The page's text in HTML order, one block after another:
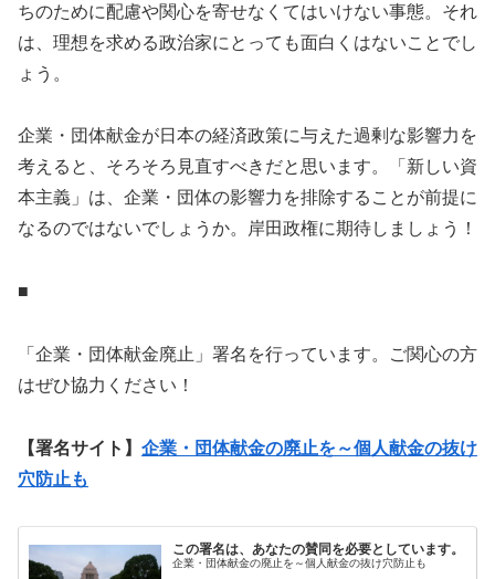
ちのために配慮や関心を寄せなくてはいけない事態。それ
は、理想を求める政治家にとっても面白くはないことでし
ょう。
企業・団体献金が日本の経済政策に与えた過剰な影響力を
考えると、そろそろ見直すべきだと思います。「新しい資
本主義」は、企業・団体の影響力を排除することが前提に
なるのではないでしょうか。岸田政権に期待しましょう！
■
「企業・団体献金廃止」署名を行っています。ご関心の方
はぜひ協力ください！
【署名サイト】 企業・団体献金の廃止を～個人献金の抜け
穴防止も
この署名は、あなたの賛同を必要としています。
企業・団体献金の廃止を～個人献金の抜け穴防止も